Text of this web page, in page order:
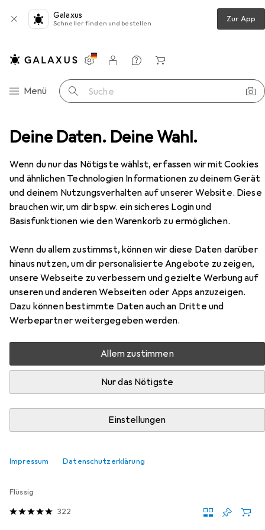
Deine Daten. Deine Wahl.
Wenn du nur das Nötigste wählst, erfassen wir mit Cookies
und ähnlichen Technologien Informationen zu deinem Gerät
und deinem Nutzungsverhalten auf unserer Website. Diese
brauchen wir, um dir bspw. ein sicheres Login und
Basisfunktionen wie den Warenkorb zu ermöglichen.
Wenn du allem zustimmst, können wir diese Daten darüber
hinaus nutzen, um dir personalisierte Angebote zu zeigen,
unsere Webseite zu verbessern und gezielte Werbung auf
unseren und anderen Webseiten oder Apps anzuzeigen.
Dazu können bestimmte Daten auch an Dritte und
Werbepartner weitergegeben werden.
Allem zustimmen
Nur das Nötigste
Einstellungen
Impressum Datenschutzerklärung
Galaxus
Schneller finden und bestellen Zur App
Navigation nach Kategorien
Menü Suche
Einstellungen
Kundenkonto
Vergleichslisten
Merklisten
Warenkorb
Reinigungsutensil Eva Solo Washing Up Ersatzkopf
EUR
16,65 stattEUR
Eva Solo Washing Up Ersatzkopf
1 Stk.
Zubehör für Eva Solo Washing Up
Ersatzkopf
Hier findest du passendes Zubehör zum Produkt Eva Solo
Washing Up Ersatzkopf aus der Kategorie
MENGENRABATT
EUR
5,05 bei 2 Stück EUR
5,61/1l
Flüssig
322